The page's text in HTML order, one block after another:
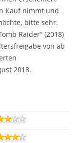
Kauf nimmt und
bitte sehr.
Raider“ (2018)
von ab
2018.